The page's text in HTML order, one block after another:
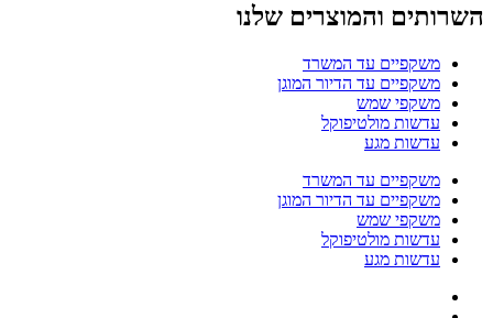
השרותים והמוצרים שלנו
משקפיים עד המשרד
משקפיים עד הדיור המוגן
משקפי שמש
עדשות מולטיפוקל
עדשות מגע
משקפיים עד המשרד
משקפיים עד הדיור המוגן
משקפי שמש
עדשות מולטיפוקל
עדשות מגע